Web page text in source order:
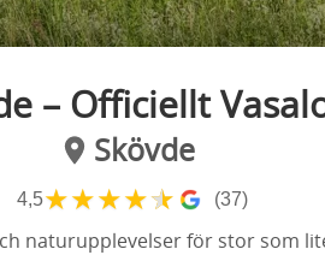
– Officiellt
Skövde
4,5★★★★★ (37)
naturupplevelser för stor som